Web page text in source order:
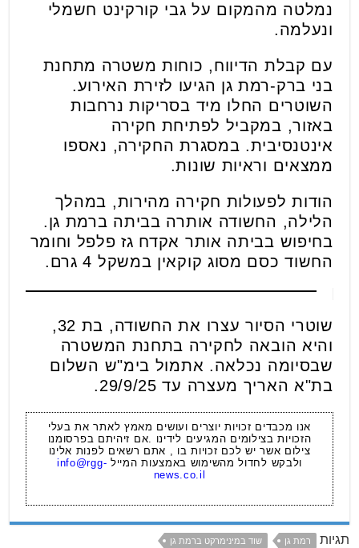
נמלטה מהמקום על גבי קורקינט חשמלי
ונעלמה.
עם קבלת הדיווח, כוחות משטרה מתחנת
בני ברק-רמת גן הגיעו לזירת האירוע.
השוטרים החלו מיד בסריקות נרחבות
באזור, במקביל לפתיחת חקירה
אינטנסיבית. במסגרת החקירה, נאספו
ממצאים וראיות שונות.
הודות לפעולות חקירה מהירות, במהלך
הלילה, החשודה אותרה בביתה ברמת גן.
בחיפוש בביתה אותר אקדח גז פלפל וחומר
החשוד כסם מסוג קוקאין במשקל 4 גרם.
שוטרי הסיור עצרו את החשודה, בת 32,
והיא הובאה לחקירה בתחנת המשטרה
שבסיומה נכלאה. אתמול בימ"ש השלום
בת"א האריך מעצרה עד 29/9/25.
אנו מכבדים זכויות יוצרים ועושים מאמץ לאתר את בעלי
הזכויות בצילומים המגיעים לידינו .אם זיהיתם בפרסומנו
צילום אשר יש לכם זכויות בו , אתם רשאים לפנות אלינו
ולבקש לחדול מהשימוש באמצעות המייל info@rgg-
news.co.il
תגיות רמת גן שוד במינימרקט ברמת גן